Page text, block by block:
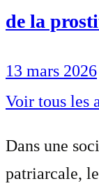
de la
13 mars 2026
Voir tous les
Dans une
patriarcale,